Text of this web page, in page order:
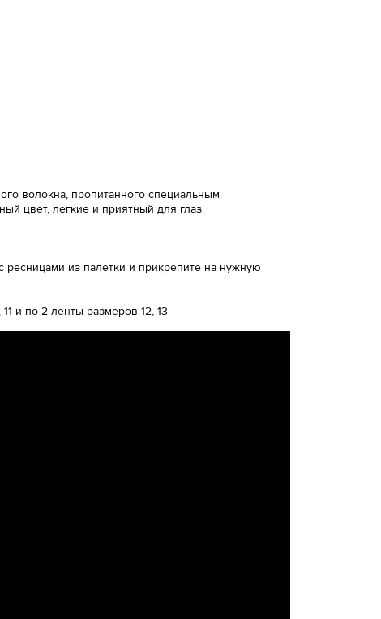
волокна, пропитанного специальным
цвет, легкие и приятный для глаз.
ресницами из палетки и прикрепите на нужную
и по 2 ленты размеров 12, 13